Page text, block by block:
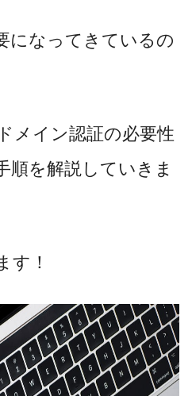
になってきているの
メイン認証の必要性
順を解説していきま
す！